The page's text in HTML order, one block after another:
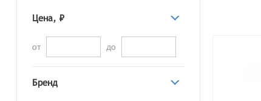
Цена, ₽
от до
Бренд